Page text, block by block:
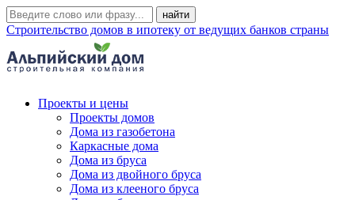
Строительство домов в ипотеку от ведущих банков страны
Проекты и цены
Проекты домов
Дома из газобетона
Каркасные дома
Дома из бруса
Дома из двойного бруса
Дома из клееного бруса